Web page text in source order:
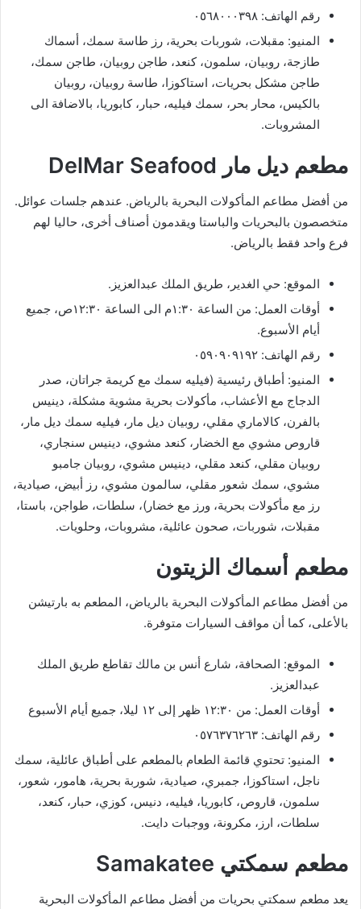
رقم الهاتف: ٠٥٦٨٠٠٠٣٩٨
المنيو: مقبلات، شوربات بحرية، رز طاسة سمك، أسماك
طازجة، روبيان، سلمون، كنعد، طاجن روبيان، طاجن سمك،
طاجن مشكل بحريات، استاكوزا، طاسة روبيان، روبيان
بالكيس، محار بحر، سمك فيليه، حبار، كابوريا، بالاضافة الى
المشروبات.
مطعم ديل مار DelMar Seafood
من أفضل مطاعم المأكولات البحرية بالرياض. عندهم جلسات عوائل.
متخصصون بالبحريات والباستا ويقدمون أصناف أخرى، حاليا لهم
فرع واحد فقط بالرياض.
الموقع: حي الغدير، طريق الملك عبدالعزيز.
أوقات العمل: من الساعة ١:٣٠م الى الساعة ١٢:٣٠ص، جميع
أيام الأسبوع.
رقم الهاتف: ٠٥٩٠٩٠٩١٩٢
المنيو: أطباق رئيسية (فيليه سمك مع كريمة جراتان، صدر
الدجاج مع الأعشاب، مأكولات بحرية مشوية مشكلة، دينيس
بالفرن، كالاماري مقلي، روبيان ديل مار، فيليه سمك ديل مار،
قاروص مشوي مع الخضار، كنعد مشوي، دينيس سنجاري،
روبيان مقلي، كنعد مقلي، دينيس مشوي، روبيان جامبو
مشوي، سمك شعور مقلي، سالمون مشوي، رز أبيض، صيادية،
رز مع مأكولات بحرية، ورز مع خضار)، سلطات، طواجن، باستا،
مقبلات، شوربات، صحون عائلية، مشروبات، وحلويات.
مطعم أسماك الزيتون
من أفضل مطاعم المأكولات البحرية بالرياض، المطعم به بارتيشن
بالأعلى، كما أن مواقف السيارات متوفرة.
الموقع: الصحافة، شارع أنس بن مالك تقاطع طريق الملك
عبدالعزيز.
أوقات العمل: من ١٢:٣٠ ظهر إلى ١٢ ليلا، جميع أيام الأسبوع
رقم الهاتف: ٠٥٧٦٣٧٦٢٦٣
المنيو: تحتوي قائمة الطعام بالمطعم على أطباق عائلية، سمك
ناجل، استاكوزا، جمبري، صيادية، شوربة بحرية، هامور، شعور،
سلمون، قاروص، كابوريا، فيليه، دنيس، كوزي، حبار، كنعد،
سلطات، ارز، مكرونة، ووجبات دايت.
مطعم سمكتي Samakatee
يعد مطعم سمكتي بحريات من أفضل مطاعم المأكولات البحرية